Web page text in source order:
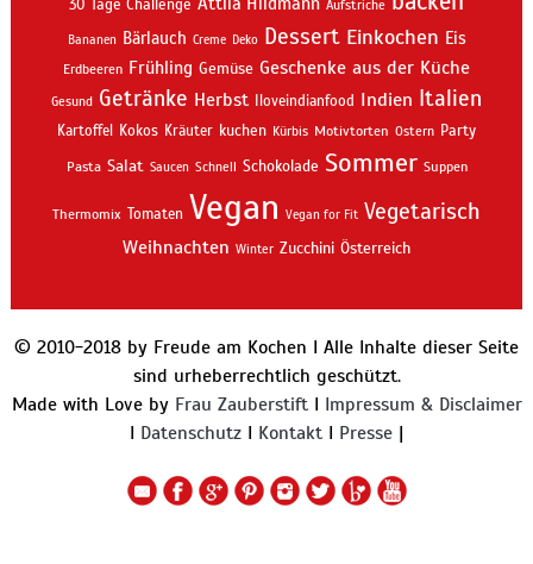
30 Tage Challenge Aufstriche
Bananen Bärlauch Creme Deko Dessert Einkochen Eis
Erdbeeren Frühling Gemüse Geschenke aus der Küche
Gesund Getränke Herbst Iloveindianfood Indien Italien
Kartoffel Kokos Kräuter kuchen Kürbis Motivtorten Ostern Party
Pasta Salat Saucen Schnell Schokolade Sommer Suppen
Thermomix Tomaten Vegan Vegan for Fit Vegetarisch
Weihnachten Winter Zucchini Österreich
© 2010-2018 by Freude am Kochen I Alle Inhalte dieser Seite
sind urheberrechtlich geschützt.
Made with Love by Frau ZauberstiftI Impressum & Disclaimer
I Datenschutz I KontaktI Presse |